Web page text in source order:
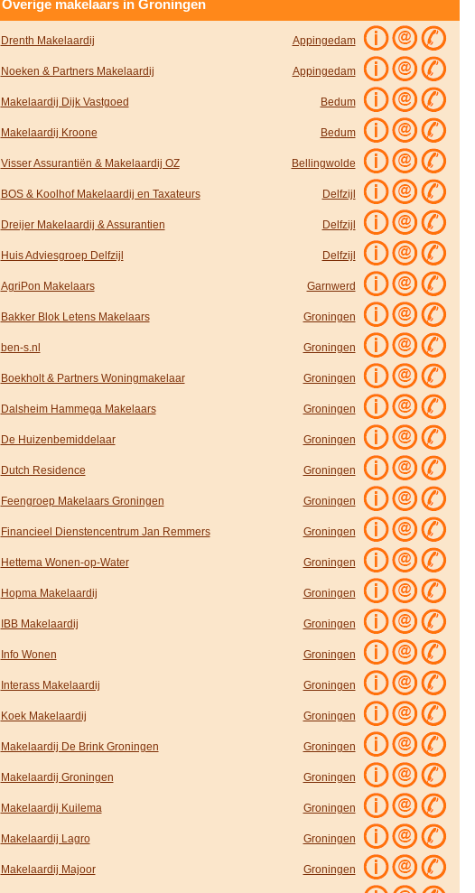
Overige makelaars in Groningen
Drenth Makelaardij Appingedam
Noeken & Partners Makelaardij Appingedam
Makelaardij Dijk Vastgoed Bedum
Makelaardij Kroone Bedum
Visser Assurantiën & Makelaardij OZ Bellingwolde
BOS & Koolhof Makelaardij en Taxateurs Delfzijl
Dreijer Makelaardij & Assurantien Delfzijl
Huis Adviesgroep Delfzijl Delfzijl
AgriPon Makelaars Garnwerd
Bakker Blok Letens Makelaars Groningen
ben-s.nl Groningen
Boekholt & Partners Woningmakelaar Groningen
Dalsheim Hammega Makelaars Groningen
De Huizenbemiddelaar Groningen
Dutch Residence Groningen
Feengroep Makelaars Groningen Groningen
Financieel Dienstencentrum Jan Remmers Groningen
Hettema Wonen-op-Water Groningen
Hopma Makelaardij Groningen
IBB Makelaardij Groningen
Info Wonen Groningen
Interass Makelaardij Groningen
Koek Makelaardij Groningen
Makelaardij De Brink Groningen Groningen
Makelaardij Groningen Groningen
Makelaardij Kuilema Groningen
Makelaardij Lagro Groningen
Makelaardij Majoor Groningen